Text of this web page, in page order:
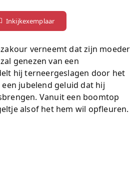
Inkijkexemplaar
verneemt dat zijn moeder
genezen van een
hij terneergeslagen door het
jubelend geluid dat hij
Vanuit een boomtop
alsof het hem wil opfleuren.